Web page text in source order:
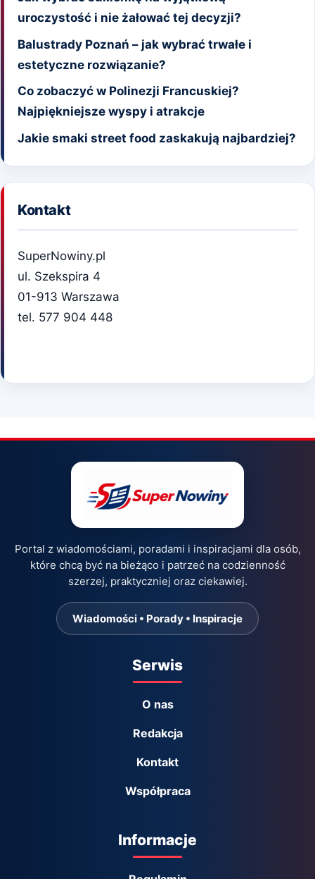
uroczystość i nie żałować tej decyzji?
Balustrady Poznań – jak wybrać trwałe i
estetyczne rozwiązanie?
Co zobaczyć w Polinezji Francuskiej?
Najpiękniejsze wyspy i atrakcje
Jakie smaki street food zaskakują najbardziej?
Kontakt
SuperNowiny.pl
ul. Szekspira 4
01-913 Warszawa
tel. 577 904 448
Portal z wiadomościami, poradami i inspiracjami dla osób,
które chcą być na bieżąco i patrzeć na codzienność
szerzej, praktyczniej oraz ciekawiej.
Wiadomości • Porady • Inspiracje
Serwis
O nas
Redakcja
Kontakt
Współpraca
Informacje